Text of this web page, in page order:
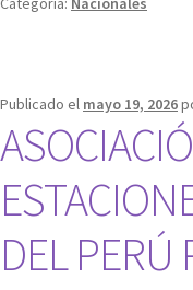
Publicado el mayo 19, 2026
DEL PERÚ